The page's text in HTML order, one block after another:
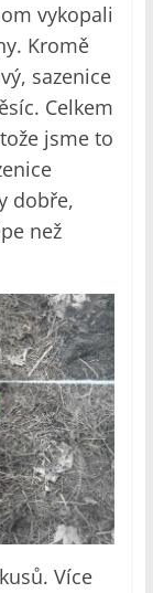
vykopali
Kromě
sazenice
Celkem
jsme to
dobře,
než
Více